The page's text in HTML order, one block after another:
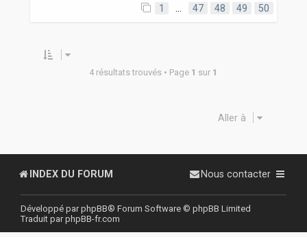
1
47 48 49 50
4 résultats trouvés • Page 1 sur 1
Aller à
INDEX DU FORUM Nous contacter
Développé parphpBB® Forum Software © phpBB Limited
Traduit parphpBB-fr.com